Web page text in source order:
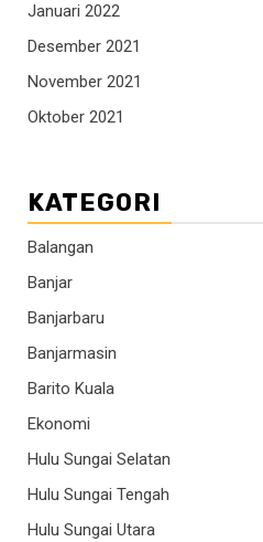
Januari 2022
Desember 2021
November 2021
Oktober 2021
KATEGORI
Balangan
Banjar
Banjarbaru
Banjarmasin
Barito Kuala
Ekonomi
Hulu Sungai Selatan
Hulu Sungai Tengah
Hulu Sungai Utara